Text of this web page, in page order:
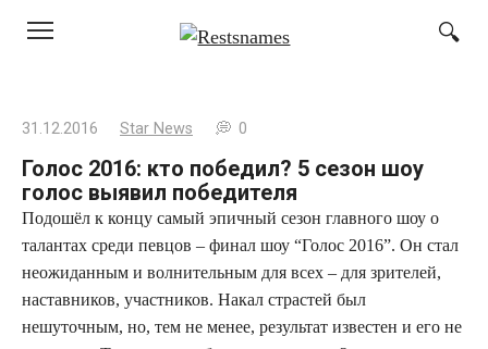
31.12.2016 Star News 0
Голос 2016: кто победил? 5 сезон шоу
голос выявил победителя
Подошёл к концу самый эпичный сезон главного шоу о
талантах среди певцов – финал шоу “Голос 2016”. Он стал
неожиданным и волнительным для всех – для зрителей,
наставников, участников. Накал страстей был
нешуточным, но, тем не менее, результат известен и его не